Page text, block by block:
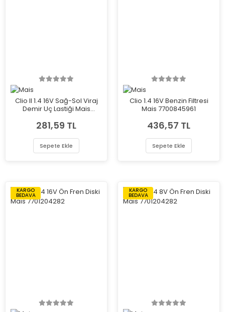
Clio II 1.4 16V Sağ-Sol Viraj
Demir Uç Lastiği Mais
281,59 TL
Sepete Ekle
Clio 1.4 16V Benzin Filtresi
Mais 7700845961
436,57 TL
Sepete Ekle
KARGO
BEDAVA
KARGO
BEDAVA